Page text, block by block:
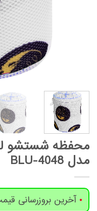
محفظه شستشو
مدل 4048-BLU
آخرین بروزرسانی قیمت: 1 روز